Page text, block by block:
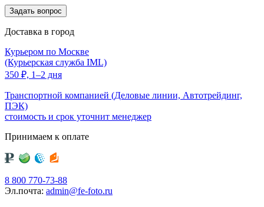
Доставка в город
Курьером по Москве
(Курьерская служба IML)
350 ₽, 1–2 дня
Транспортной компанией (Деловые линии, Автотрейдинг,
ПЭК)
стоимость и срок уточнит менеджер
Принимаем к оплате
8 800 770-73-88
Эл.почта: admin@fe-foto.ru